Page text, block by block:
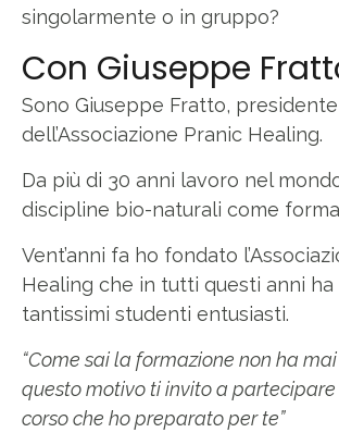
singolarmente o in gruppo?
Con Giuseppe
Sono Giuseppe Fratto, presidente
dell’Associazione Pranic Healing.
Da più di 30 anni lavoro nel
discipline bio-naturali come
Vent’anni fa ho fondato
Healing che in tutti questi anni
tantissimi studenti entusiasti.
“Come sai la formazione non ha
questo motivo ti invito a
corso che ho preparato per te”